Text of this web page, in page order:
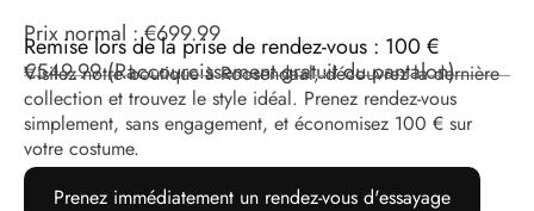
Prix ​​normal :€699.99
Remise lors de la prise de rendez-vous : 100 €
€549.99(Raccourcissement gratuit du pantalon)
Visitez notre boutique à Roosendaal, découvrez la dernière
collection et trouvez le style idéal. Prenez rendez-vous
simplement, sans engagement, et économisez 100 € sur
votre costume.
Prenez immédiatement un rendez-vous d'essayage